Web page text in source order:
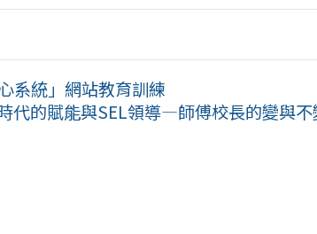
系統」網站教育訓練
代的賦能與SEL領導—師傅校長的變與不